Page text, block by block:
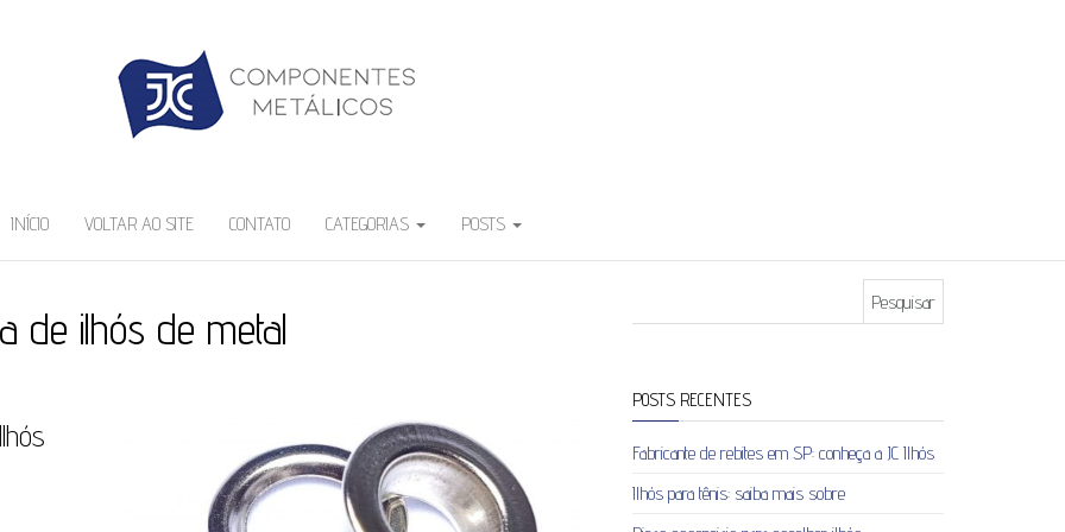
INÍCIO VOLTAR AO SITE CONTATO CATEGORIAS POSTS
de ilhós de metal
POSTS RECENTES
Fabricante de rebites em SP: conheça a JC Ilhós
Ilhós para tênis: saiba mais sobre